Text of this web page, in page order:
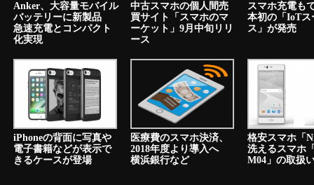
Anker、大容量モバイル
バッテリーに新製品
急速充電とコンパクト
化実現
中古スマホの個人間売
買サイト「スマホのマ
ーケット」9月中旬リリ
ース
スマホ充電も
本初の「IoTス
ス」が発売
iPhoneの背面に写真や
電子書籍などが表示で
きるケースが登場
医療費のスマホ決済、
2018年度より導入へ
横浜銀行など
格安スマホ
洗えるスマホ
M04」の取扱